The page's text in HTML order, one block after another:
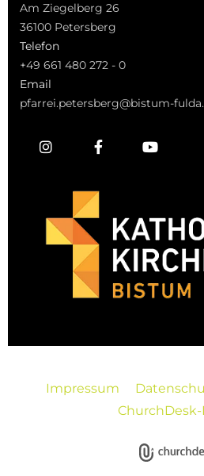
Am Ziegelberg 26
36100 Petersberg
Telefon
+49 661 480 272 - 0
Email
pfarrei.petersberg@bistum-
Impressum